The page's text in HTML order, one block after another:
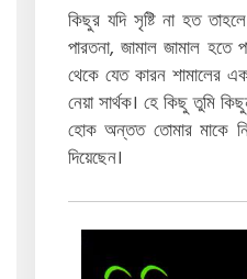
কিছুর যদি সৃষ্টি না হত
পারতনা, জামাল জামাল হতে
থেকে যেত কারন শামালের
নেয়া সার্থক। হে কিছু তুমি
হোক অন্তত তোমার মাকে
দিয়েছেন।